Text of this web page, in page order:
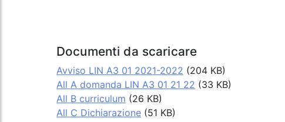
Documenti da scaricare
Avviso LIN A3 01 2021-2022 (204 KB)
All A domanda LIN A3 01 21 22 (33 KB)
All B curriculum (26 KB)
All C Dichiarazione (51 KB)